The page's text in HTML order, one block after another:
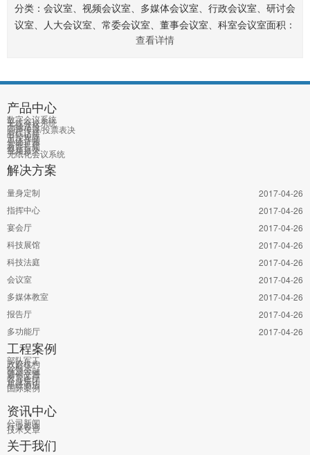
分类：会议室、视频会议室、多媒体会议室、行政会议室、研讨会
议室、人大会议室、常委会议室、董事会议室、科室会议室面积：
40㎡、60㎡、80㎡、120㎡、150㎡、200㎡、250㎡、360㎡.......
查看详情
产品中心
数字会议系统
无线会议系统
无线话筒
同声传译/投票表决
有线话筒
中控矩阵
单体音频
智能扩声
教育音频
视频摄录
无纸化会议系统
解决方案
量身定制
2017-04-26
指挥中心
2017-04-26
宴会厅
2017-04-26
科技展馆
2017-04-26
科技法庭
2017-04-26
会议室
2017-04-26
多媒体教室
2017-04-26
报告厅
2017-04-26
多功能厅
2017-04-26
工程案例
部队军工
政府机构
公检法
能源金融
通信交通
教育医疗
企业集团
星级酒店
国际案例
资讯中心
公司新闻
行业咨询
技术文章
关于我们